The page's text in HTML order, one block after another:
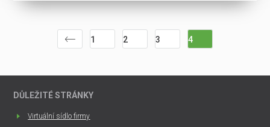
1 2 3 4
DŮLEŽITÉ STRÁNKY
Virtuální sídlo firmy